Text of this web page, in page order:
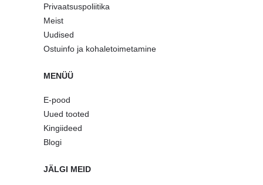
Privaatsuspoliitika
Meist
Uudised
Ostuinfo ja kohaletoimetamine
MENÜÜ
E-pood
Uued tooted
Kingiideed
Blogi
JÄLGI MEID